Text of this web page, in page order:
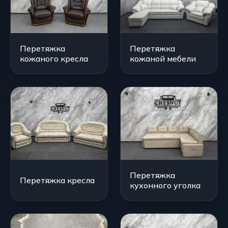
Перетяжка
кожаного кресла
Перетяжка
кожаной мебели
Перетяжка кресла
Перетяжка
кухонного уголка